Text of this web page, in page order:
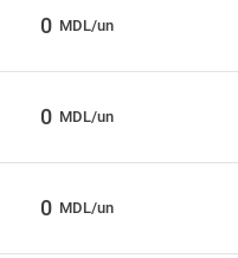
0 MDL/un
0 MDL/un
0 MDL/un